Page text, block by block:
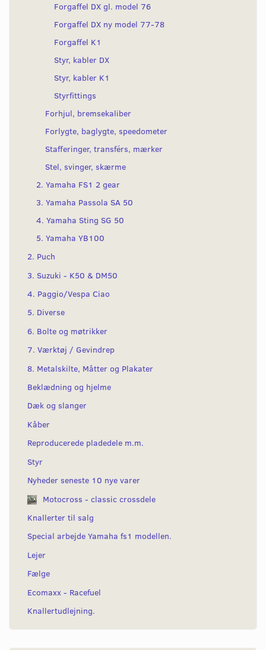
Forgaffel DX gl. model 76
Forgaffel DX ny model 77-78
Forgaffel K1
Styr, kabler DX
Styr, kabler K1
Styrfittings
Forhjul, bremsekaliber
Forlygte, baglygte, speedometer
Stafferinger, transférs, mærker
Stel, svinger, skærme
2. Yamaha FS1 2 gear
3. Yamaha Passola SA 50
4. Yamaha Sting SG 50
5. Yamaha YB100
2. Puch
3. Suzuki - K50 & DM50
4. Paggio/Vespa Ciao
5. Diverse
6. Bolte og møtrikker
7. Værktøj / Gevindrep
8. Metalskilte, Måtter og Plakater
Beklædning og hjelme
Dæk og slanger
Kåber
Reproducerede pladedele m.m.
Styr
Nyheder seneste 10 nye varer
Motocross - classic crossdele
Knallerter til salg
Special arbejde Yamaha fs1 modellen.
Lejer
Fælge
Ecomaxx - Racefuel
Knallertudlejning.